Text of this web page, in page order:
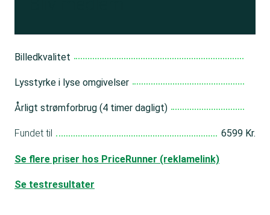
Billedkvalitet
Lysstyrke i lyse omgivelser
Årligt strømforbrug (4 timer dagligt)
Fundet til 6599 Kr.
Se flere priser hos PriceRunner (reklamelink)
Se testresultater